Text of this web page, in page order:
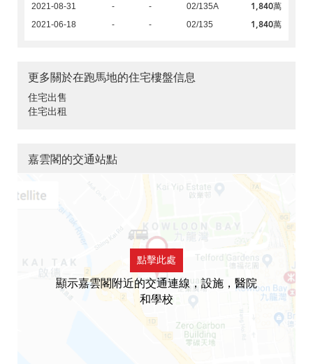
2021-08-31 - - 02/135A 1,840萬
2021-06-18 - - 02/135 1,840萬
更多關於在跑馬地的住宅樓盤信息
住宅出售
住宅出租
嘉雲閣的交通站點
點擊此處
顯示嘉雲閣附近的交通連線，設施，醫院
和學校